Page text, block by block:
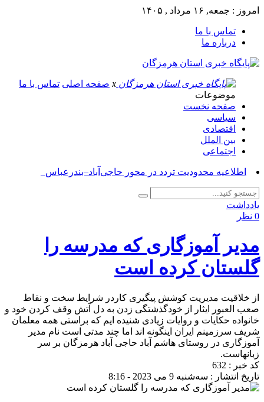
امروز : جمعه, ۱۶ مرداد , ۱۴۰۵
تماس با ما
درباره ما
x صفحه اصلی تماس با ما
موضوعات
صفحه نخست
سیاسی
اقتصادی
بین الملل
اجتماعی
آسو_
یادداشت
0 نظر
مدیر آموزگاری که مدرسه را
گلستان کرده است
از خلاقیت مدیریت کوشش پیگیری کاردر شرایط سخت و نقاط
صعب العبور ایثار از خودگذشتگی زدن به دل آتش وقف کردن خود و
خانواده حکایات و روایات زیادی شنیده ایم که براستی همه معلمان
شریف سرزمینم ایران اینگونه اند اما چند مدتی است نام مدیر
آموزگاری در روستای هاشم آباد حاجی آباد هرمزگان بر سر
زبانهاست.
کد خبر : 632
تاریخ انتشار : سه‌شنبه 9 می 2023 - 8:16